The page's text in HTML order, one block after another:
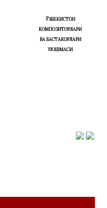
ЎЗБЕКИСТОН
КОМПОЗИТОРЛАРИ
ВА БАСТАКОРЛАРИ
УЮШМАСИ